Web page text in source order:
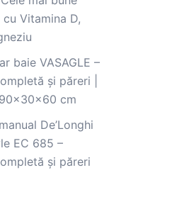
Vitamina D,
baie VASAGLE –
și păreri |
cm
De’Longhi
EC 685 –
și păreri